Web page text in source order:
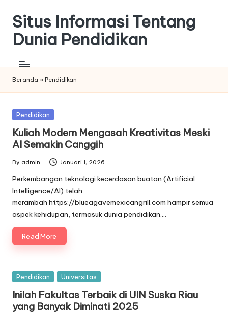
Skip
content
Situs Informasi Tentang
Dunia Pendidikan
Beranda » Pendidikan
Posted
Pendidikan
Kuliah Modern Mengasah Kreativitas Meski
AI Semakin Canggih
Posted
by
By admin Januari 1, 2026
Perkembangan teknologi kecerdasan buatan (Artificial
Intelligence/AI) telah
merambah https://blueagavemexicangrill.com hampir semua
aspek kehidupan, termasuk dunia pendidikan.…
Read More
Posted
Pendidikan Universitas
Inilah Fakultas Terbaik di UIN Suska Riau
yang Banyak Diminati 2025